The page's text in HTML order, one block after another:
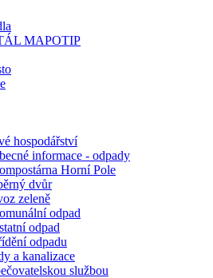
MAPOTIP
hospodářství
informace - odpady
Horní Pole
dvůr
zeleně
odpad
odpad
odpadu
a kanalizace
službou